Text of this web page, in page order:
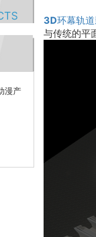
漫产
3D环幕轨
与传统的平